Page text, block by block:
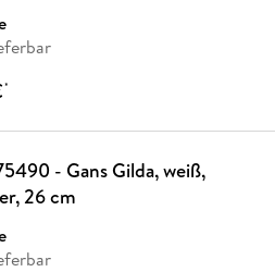
*
- Gans Gilda, weiß,
26 cm